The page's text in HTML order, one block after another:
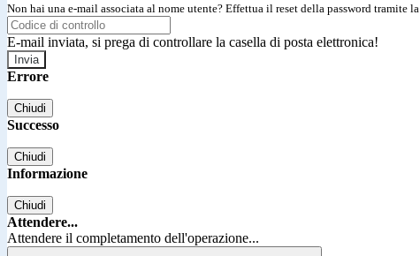
Non hai una e-mail associata al nome utente? Effettua il reset della password tramite la
E-mail inviata, si prega di controllare la casella di posta elettronica!
Errore
Chiudi
Successo
Chiudi
Informazione
Chiudi
Attendere...
Attendere il completamento dell'operazione...